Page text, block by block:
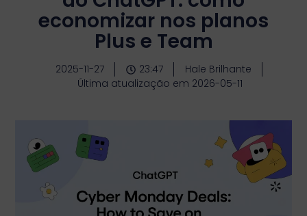
economizar nos planos
Plus e Team
2025-11-27 23:47
Hale Brilhante
Última atualização em 2026-05-11